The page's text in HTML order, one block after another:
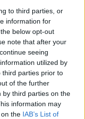
to third parties, or
information for
below opt-out
note that after your
seeing
utilized by
third parties prior to
of the further
by third parties on the
information may
the IAB’s List of